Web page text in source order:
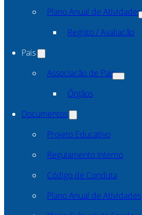
Plano Anual de Atividades
Registo / Avaliação
Pais
Associação de Pais
Órgãos
Documentos
Projeto Educativo
Regulamento Interno
Código de Conduta
Plano Anual de Atividades